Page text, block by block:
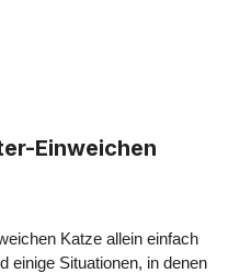
Einweichen
Katze allein einfach
einige Situationen, in denen